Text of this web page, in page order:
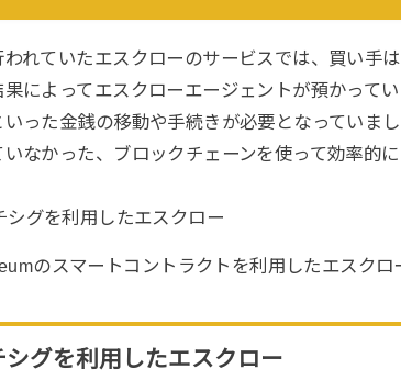
れていたエスクローのサービスでは、買い手
果によってエスクローエージェントが預かって
いった金銭の移動や手続きが必要となっていま
いなかった、ブロックチェーンを使って効率的
シグを利用したエスクロー
のスマートコントラクトを利用したエスクロ
シグを利用したエスクロー